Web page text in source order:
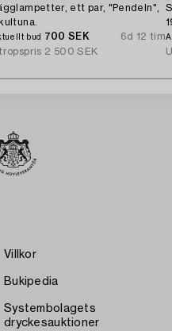
ett par, "Pendeln",
bud 700 SEK
6d 12 tim
2 500 SEK
Villkor
Bukipedia
Systembolagets
dryckesauktioner